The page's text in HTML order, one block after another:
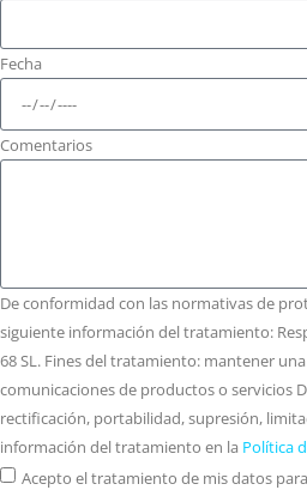
Fecha
Comentarios
De conformidad con las normativas de
siguiente información del tratamiento:
68 SL. Fines del tratamiento: mantener
comunicaciones de productos o servicios
rectificación, portabilidad, supresión,
información del tratamiento en la Política
Acepto el tratamiento de mis datos